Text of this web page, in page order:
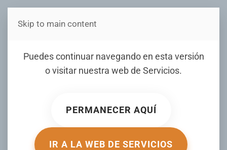
Estás en Telenord Medios
Puedes continuar navegando en esta versión
o visitar nuestra web de Servicios.
PERMANECER AQUÍ
IR A LA WEB DE SERVICIOS
Skip to main content
FAPROUASD levanta paro
tras acuerdo